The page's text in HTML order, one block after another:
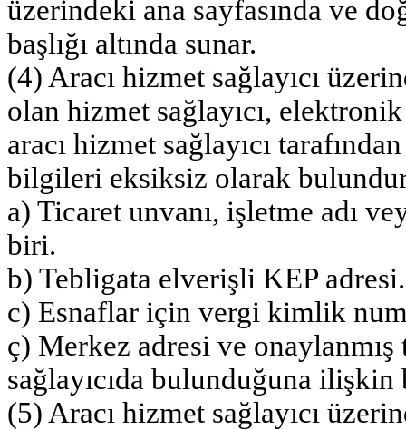
üzerindeki ana sayfasında ve
başlığı altında sunar.
(4) Aracı hizmet sağlayıcı
olan hizmet sağlayıcı,
aracı hizmet sağlayıcı
bilgileri eksiksiz olarak
a) Ticaret unvanı, işletme adı
biri.
b) Tebligata elverişli KEP adresi.
c) Esnaflar için vergi kimlik
ç) Merkez adresi ve onaylanmış
sağlayıcıda bulunduğuna
(5) Aracı hizmet sağlayıcı